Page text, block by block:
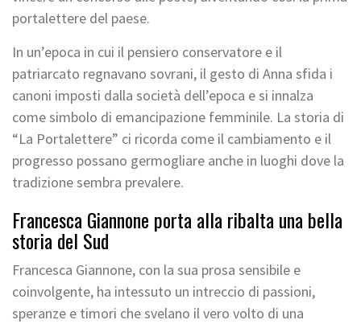
portalettere del paese.
In un’epoca in cui il pensiero conservatore e il
patriarcato regnavano sovrani, il gesto di Anna sfida i
canoni imposti dalla società dell’epoca e si innalza
come simbolo di emancipazione femminile. La storia di
“La Portalettere” ci ricorda come il cambiamento e il
progresso possano germogliare anche in luoghi dove la
tradizione sembra prevalere.
Francesca Giannone porta alla ribalta una bella
storia del Sud
Francesca Giannone, con la sua prosa sensibile e
coinvolgente, ha intessuto un intreccio di passioni,
speranze e timori che svelano il vero volto di una